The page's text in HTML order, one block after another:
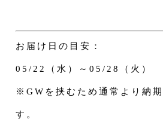
お届け日の目安：
05/22（水）～05/28（火）
※GWを挟むため通常より納
す。